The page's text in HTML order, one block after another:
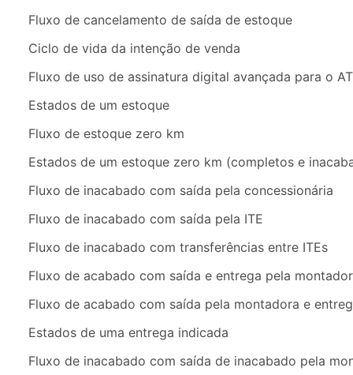
Fluxo de cancelamento de saída de estoque
Ciclo de vida da intenção de venda
Fluxo de uso de assinatura digital avançada para o
Estados de um estoque
Fluxo de estoque zero km
Estados de um estoque zero km (completos e
Fluxo de inacabado com saída pela concessionária
Fluxo de inacabado com saída pela ITE
Fluxo de inacabado com transferências entre ITEs
Fluxo de acabado com saída e entrega pela
Fluxo de acabado com saída pela montadora e
Estados de uma entrega indicada
Fluxo de inacabado com saída de inacabado pela